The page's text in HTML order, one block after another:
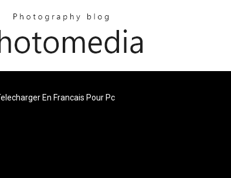
En Francais Pour Pc